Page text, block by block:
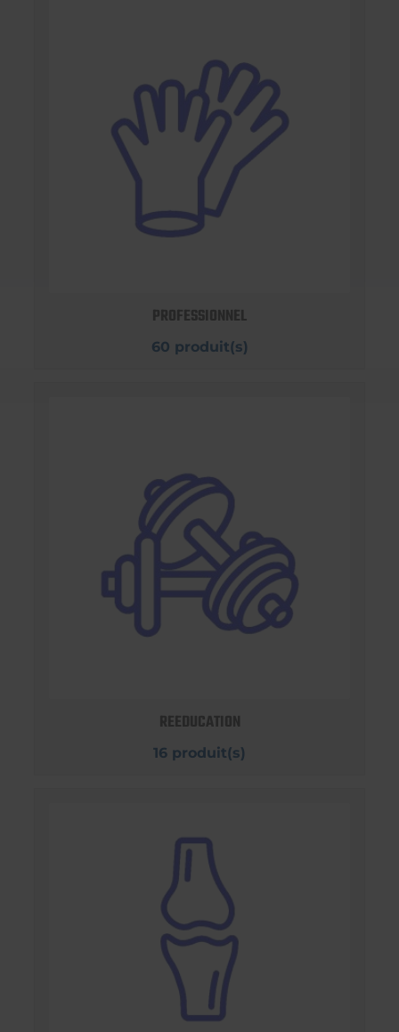
PROFESSIONNEL
60 produit(s)
REEDUCATION
16 produit(s)